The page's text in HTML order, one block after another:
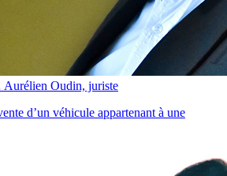
Oudin, juriste
d’un véhicule appartenant à une